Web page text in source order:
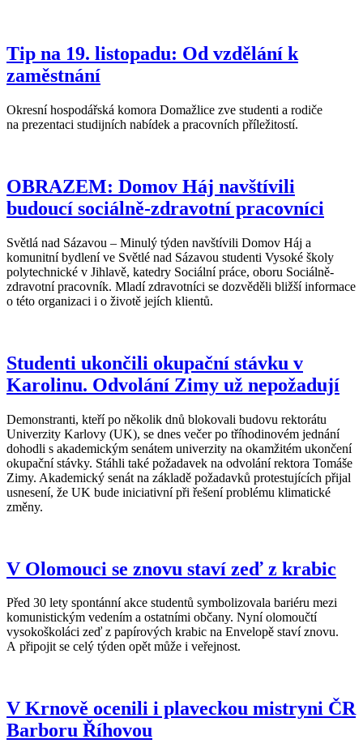
Tip na 19. listopadu: Od vzdělání k
zaměstnání
Okresní hospodářská komora Domažlice zve studenti a rodiče
na prezentaci studijních nabídek a pracovních příležitostí.
OBRAZEM: Domov Háj navštívili
budoucí sociálně-zdravotní pracovníci
Světlá nad Sázavou – Minulý týden navštívili Domov Háj a
komunitní bydlení ve Světlé nad Sázavou studenti Vysoké školy
polytechnické v Jihlavě, katedry Sociální práce, oboru Sociálně-
zdravotní pracovník. Mladí zdravotníci se dozvěděli bližší informace
o této organizaci i o životě jejích klientů.
Studenti ukončili okupační stávku v
Karolinu. Odvolání Zimy už nepožadují
Demonstranti, kteří po několik dnů blokovali budovu rektorátu
Univerzity Karlovy (UK), se dnes večer po tříhodinovém jednání
dohodli s akademickým senátem univerzity na okamžitém ukončení
okupační stávky. Stáhli také požadavek na odvolání rektora Tomáše
Zimy. Akademický senát na základě požadavků protestujících přijal
usnesení, že UK bude iniciativní při řešení problému klimatické
změny.
V Olomouci se znovu staví zeď z krabic
Před 30 lety spontánní akce studentů symbolizovala bariéru mezi
komunistickým vedením a ostatními občany. Nyní olomoučtí
vysokoškoláci zeď z papírových krabic na Envelopě staví znovu.
A připojit se celý týden opět může i veřejnost.
V Krnově ocenili i plaveckou mistryni ČR
Barboru Říhovou